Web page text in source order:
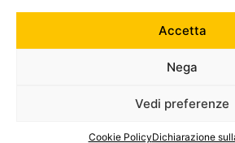
Accetta
Nega
Vedi preferenze
Cookie PolicyDichiarazione
+39 0121
info@australian-